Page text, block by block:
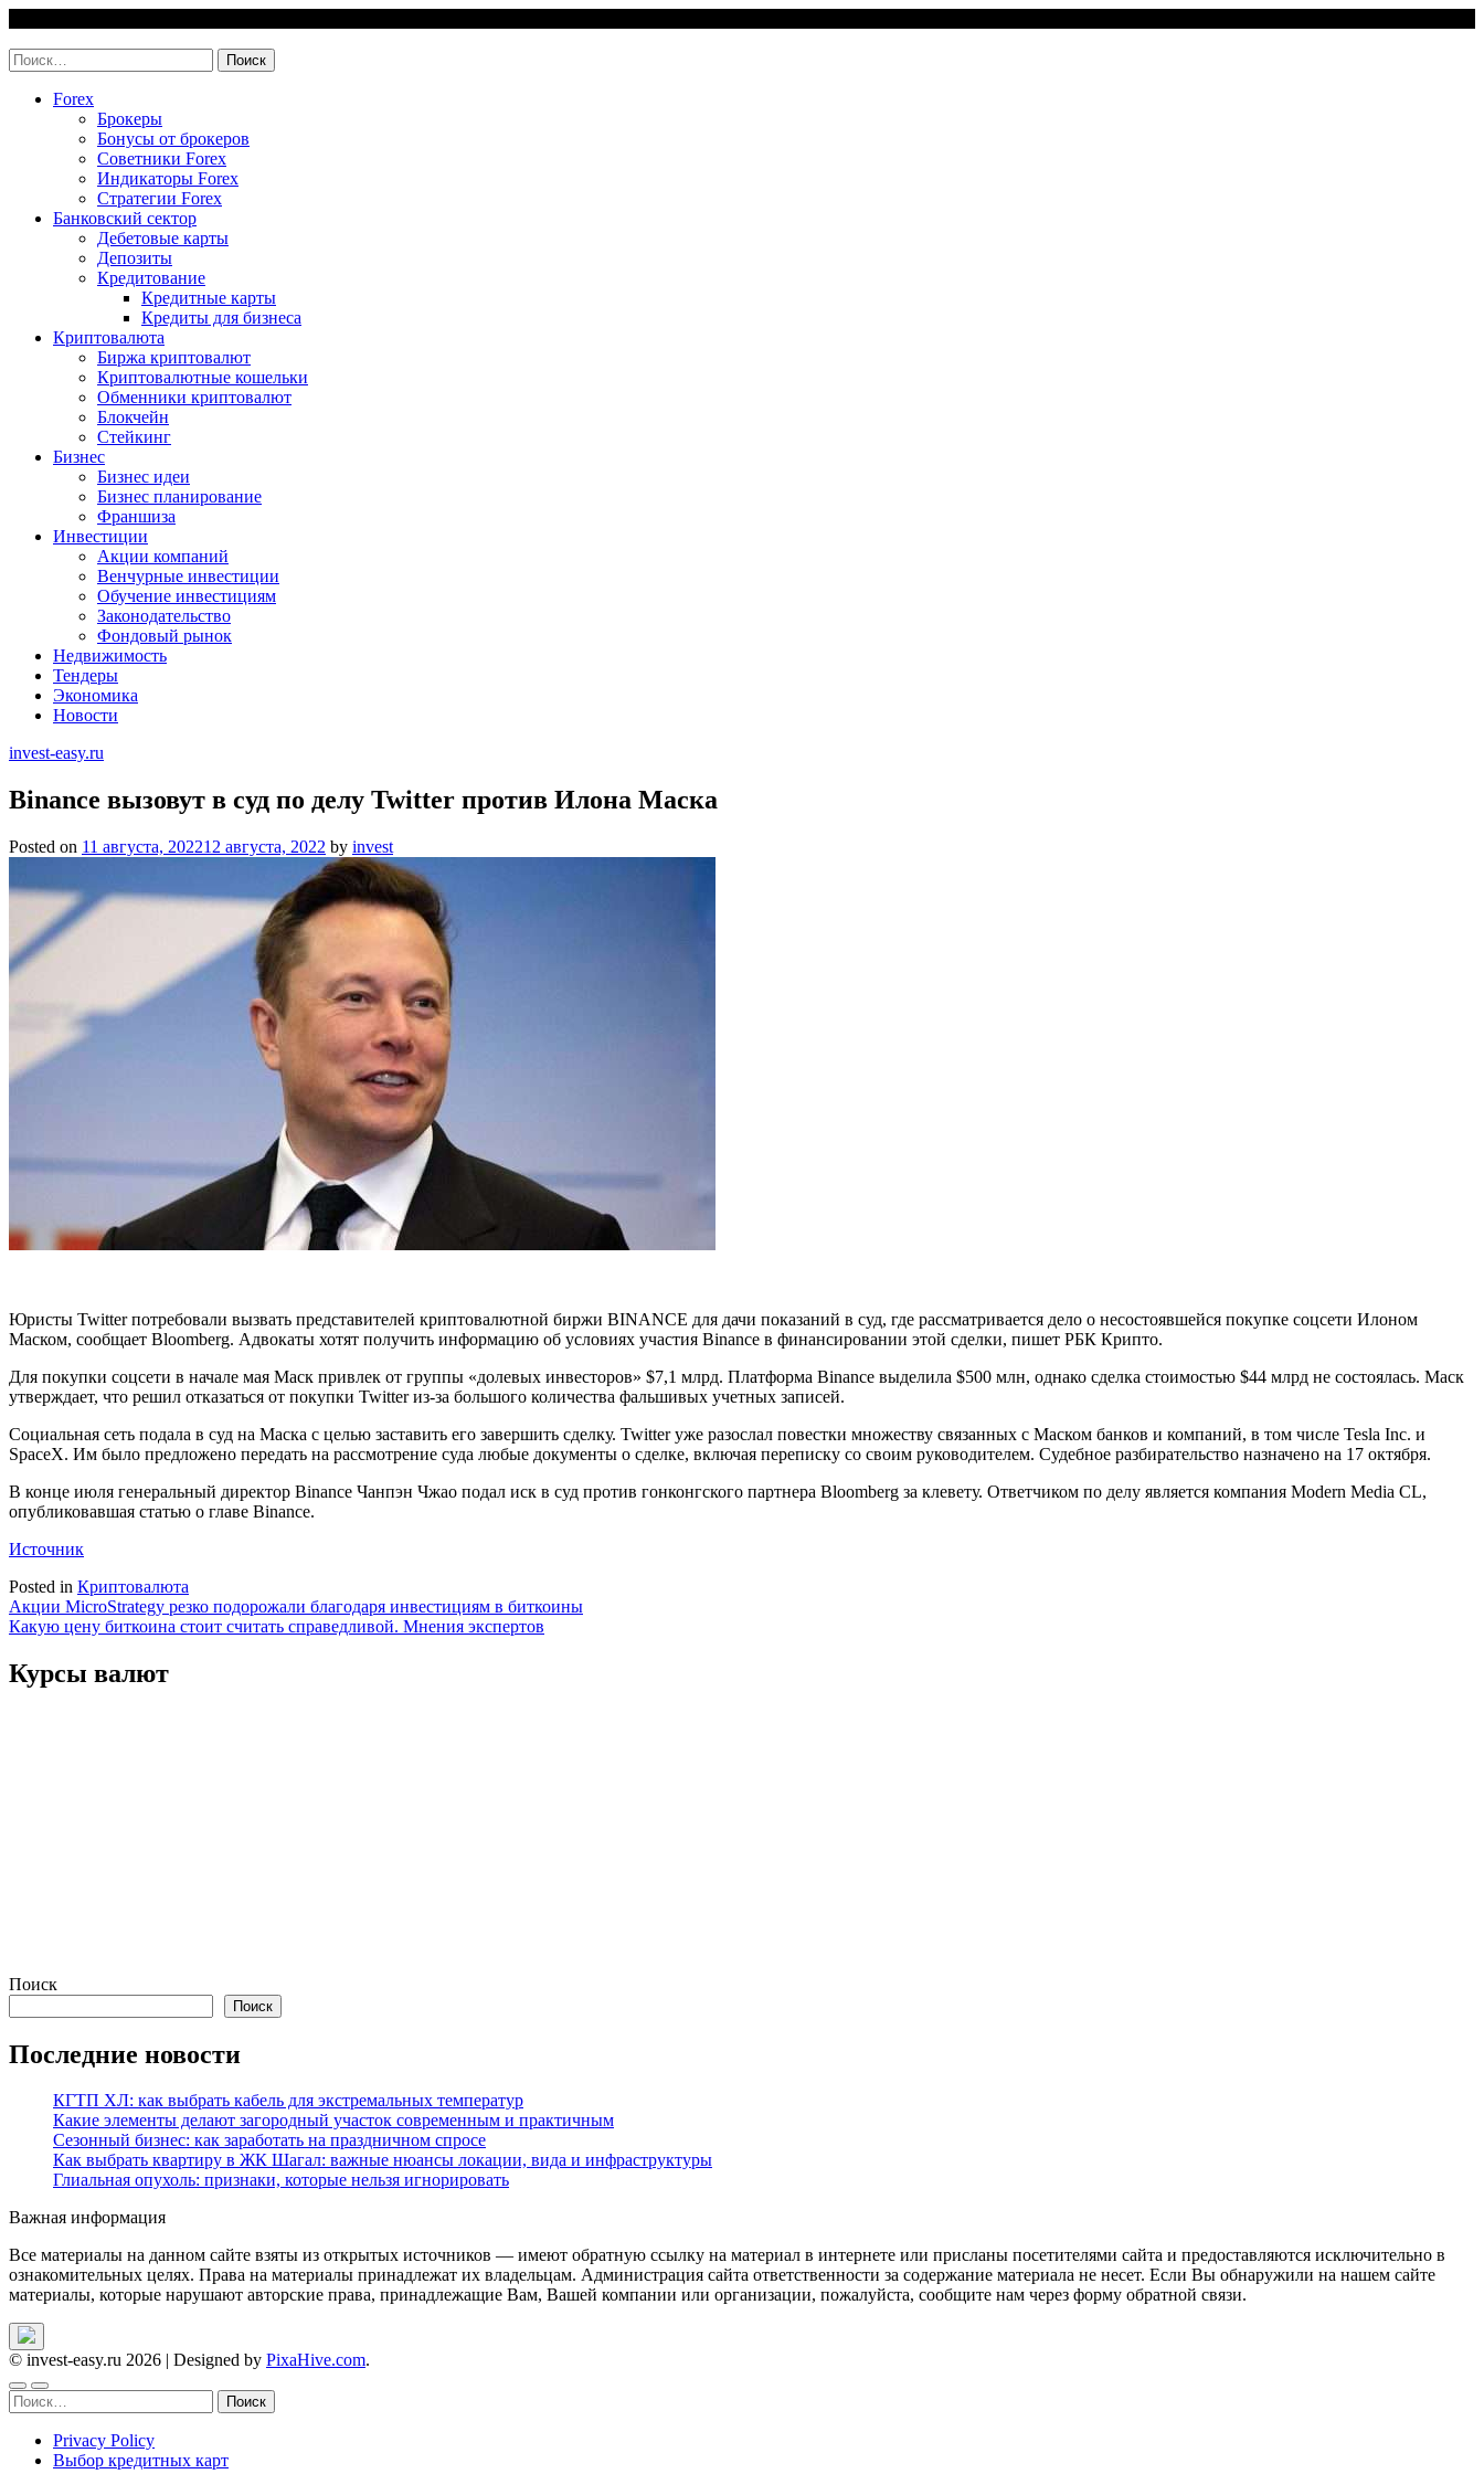
content
Найти:
Forex
Брокеры
Бонусы от брокеров
Советники Forex
Индикаторы Forex
Стратегии Forex
Банковский сектор
Дебетовые карты
Депозиты
Кредитование
Кредитные карты
Кредиты для бизнеса
Криптовалюта
Биржа криптовалют
Криптовалютные кошельки
Обменники криптовалют
Блокчейн
Стейкинг
Бизнес
Бизнес идеи
Бизнес планирование
Франшиза
Инвестиции
Акции компаний
Венчурные инвестиции
Обучение инвестициям
Законодательство
Фондовый рынок
Недвижимость
Тендеры
Экономика
Новости
invest-easy.ru
Binance вызовут в суд по делу Twitter против Илона Маска
Posted on 11 августа, 202212 августа, 2022 by invest
Юристы Twitter потребовали вызвать представителей криптовалютной биржи BINANCE для дачи показаний в суд, где рассматривается дело о несостоявшейся покупке соцсети Илоном
Маском, сообщает Bloomberg. Адвокаты хотят получить информацию об условиях участия Binance в финансировании этой сделки, пишет РБК Крипто.
Для покупки соцсети в начале мая Маск привлек от группы «долевых инвесторов» $7,1 млрд. Платформа Binance выделила $500 млн, однако сделка стоимостью $44 млрд не состоялась. Маск
утверждает, что решил отказаться от покупки Twitter из-за большого количества фальшивых учетных записей.
Социальная сеть подала в суд на Маска с целью заставить его завершить сделку. Twitter уже разослал повестки множеству связанных с Маском банков и компаний, в том числе Tesla Inc. и
SpaceX. Им было предложено передать на рассмотрение суда любые документы о сделке, включая переписку со своим руководителем. Судебное разбирательство назначено на 17 октября.
В конце июля генеральный директор Binance Чанпэн Чжао подал иск в суд против гонконгского партнера Bloomberg за клевету. Ответчиком по делу является компания Modern Media CL,
опубликовавшая статью о главе Binance.
Источник
Posted in Криптовалюта
Навигация
по
записям
Акции MicroStrategy резко подорожали благодаря инвестициям в биткоины
Какую цену биткоина стоит считать справедливой. Мнения экспертов
Курсы валют
Поиск
Поиск
Последние новости
КГТП ХЛ: как выбрать кабель для экстремальных температур
Какие элементы делают загородный участок современным и практичным
Сезонный бизнес: как заработать на праздничном спросе
Как выбрать квартиру в ЖК Шагал: важные нюансы локации, вида и инфраструктуры
Глиальная опухоль: признаки, которые нельзя игнорировать
Важная информация
Все материалы на данном сайте взяты из открытых источников — имеют обратную ссылку на материал в интернете или присланы посетителями сайта и предоставляются исключительно в
ознакомительных целях. Права на материалы принадлежат их владельцам. Администрация сайта ответственности за содержание материала не несет. Если Вы обнаружили на нашем сайте
материалы, которые нарушают авторские права, принадлежащие Вам, Вашей компании или организации, пожалуйста, сообщите нам через форму обратной связи.
© invest-easy.ru 2026 | Designed by PixaHive.com.
Найти:
Privacy Policy
Выбор кредитных карт